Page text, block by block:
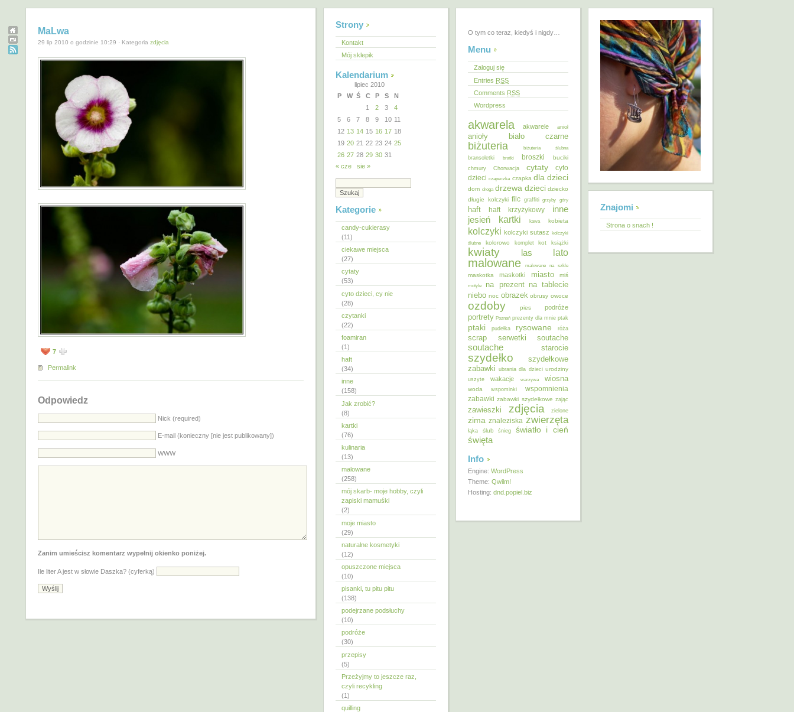
MaLwa
29 lip 2010 o godzinie 10:29 · Kategoria zdjęcia
7
Permalink
Odpowiedz
Nick (required)
E-mail (konieczny [nie jest publikowany])
WWW
Zanim umieścisz komentarz wypełnij okienko poniżej.
Ile liter A jest w słowie Daszka? (cyferką)
Strony
Kontakt
Mój sklepik
Kalendarium
lipiec 2010
P
W Ś C P S
N
1
2 3
4
5
6 7 8 9 10 11
12 13 14 15 16 17 18
19 20 21 22 23 24 25
26 27 28 29 30 31
« cze
sie »
Kategorie
candy-cukierasy
(11)
ciekawe miejsca
(27)
cytaty
(53)
cyto dzieci, cy nie
(28)
czytanki
(22)
foamiran
(1)
haft
(34)
inne
(158)
Jak zrobić?
(8)
kartki
(76)
kulinaria
(13)
malowane
(258)
mój skarb- moje hobby, czyli
zapiski mamuśki
(2)
moje miasto
(29)
naturalne kosmetyki
(12)
opuszczone miejsca
(10)
pisanki, tu pitu pitu
(138)
podejrzane podsłuchy
(10)
podróże
(30)
przepisy
(5)
Przeżyjmy to jeszcze raz,
czyli recykling
(1)
quilling
O tym co teraz, kiedyś i nigdy…
Menu
Zaloguj się
Entries RSS
Comments RSS
Wordpress
akwarela akwarele anioł
anioły biało czarne
biżuteria
biżuteria ślubna
bransoletki
bratki broszki buciki
chmury Chorwacja cytaty
cyto
dzieci czapeczka czapka dla dzieci
dom droga drzewa dzieci dziecko
długie kolczyki filc graffiti grzyby góry
haft haft krzyżykowy inne
jesień kartki kawa kobieta
kolczyki kolczyki sutasz kolczyki
ślubne
kolorowo komplet kot książki
kwiaty las lato
malowane malowane na szkle
maskotka maskotki miasto miś
motyle na prezent na tablecie
niebo noc obrazek obrusy owoce
ozdoby pies podróże
portrety Poznań prezenty dla mnie ptak
ptaki pudełka rysowane róża
scrap serwetki soutache
soutache starocie
szydełko
szydełkowe
zabawki ubrania dla dzieci urodziny
uszyte wakacje warzywa wiosna
woda wspominki
wspomnienia
zabawki zabawki szydełkowe zając
zawieszki zdjęcia zielone
zima znaleziska zwierzęta
łąka ślub śnieg światło i cień
święta
Info
Engine: WordPress
Theme: Qwilm!
Hosting: dnd.popiel.biz
Znajomi
Strona o snach !